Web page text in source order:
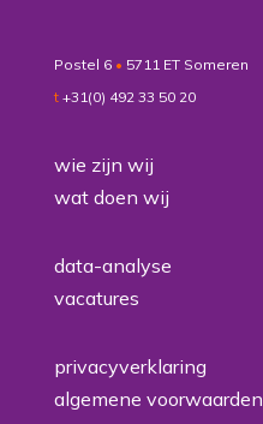
Postel 6 • 5711 ET Someren
t +31(0) 492 33 50 20
wie zijn wij
wat doen wij
data-analyse
vacatures
privacyverklaring
algemene voorwaarden